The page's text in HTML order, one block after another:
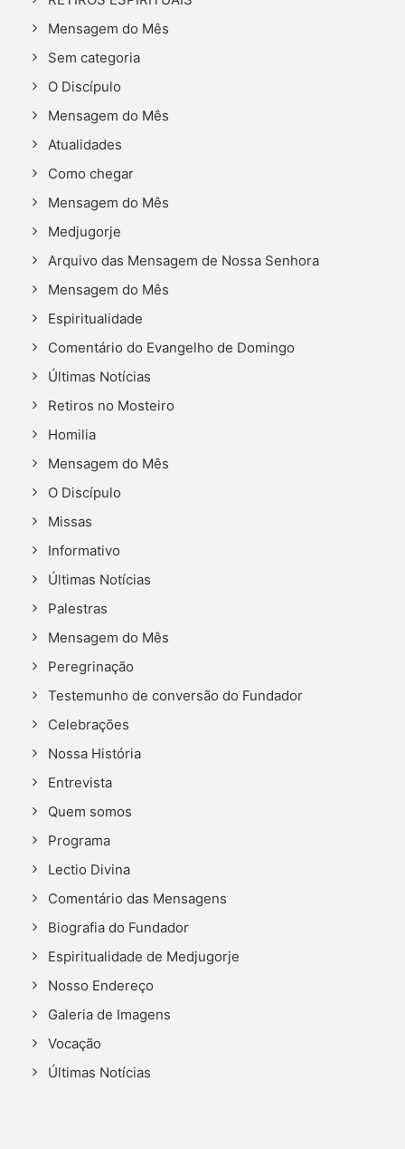
Mensagem do Mês
Sem categoria
O Discípulo
Mensagem do Mês
Atualidades
Como chegar
Mensagem do Mês
Medjugorje
Arquivo das Mensagem de Nossa Senhora
Mensagem do Mês
Espiritualidade
Comentário do Evangelho de Domingo
Últimas Notícias
Retiros no Mosteiro
Homilia
Mensagem do Mês
O Discípulo
Missas
Informativo
Últimas Notícias
Palestras
Mensagem do Mês
Peregrinação
Testemunho de conversão do Fundador
Celebrações
Nossa História
Entrevista
Quem somos
Programa
Lectio Divina
Comentário das Mensagens
Biografia do Fundador
Espiritualidade de Medjugorje
Nosso Endereço
Galeria de Imagens
Vocação
Últimas Notícias